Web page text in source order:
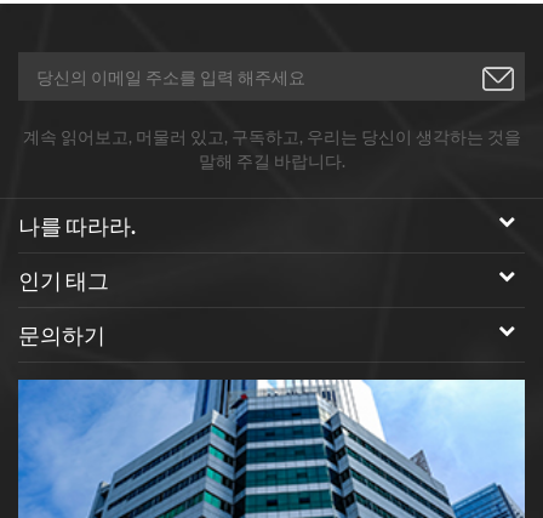
계속 읽어보고, 머물러 있고, 구독하고, 우리는 당신이 생각하는 것을
말해 주길 바랍니다.
나를 따라라.
인기 태그
문의하기